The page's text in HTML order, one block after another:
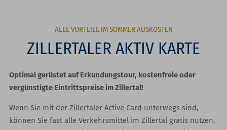
ALLE VORTEILE IM SOMMER AUSKOSTEN
ZILLERTALER AKTIV KARTE
Optimal gerüstet auf Erkundungstour, kostenfreie oder
vergünstigte Eintrittspreise im Zillertal!
Wenn Sie mit der Zillertaler Active Card unterwegs sind,
können Sie fast alle Verkehrsmittel im Zillertal gratis nutzen.